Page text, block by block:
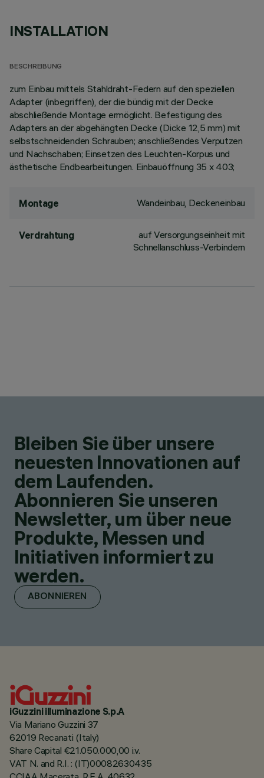
INSTALLATION
BESCHREIBUNG
zum Einbau mittels Stahldraht-Federn auf den speziellen
Adapter (inbegriffen), der die bündig mit der Decke
abschließende Montage ermöglicht. Befestigung des
Adapters an der abgehängten Decke (Dicke 12,5 mm) mit
selbstschneidenden Schrauben; anschließendes Verputzen
und Nachschaben; Einsetzen des Leuchten-Korpus und
ästhetische Endbearbeitungen. Einbauöffnung 35 x 403;
Montage Wandeinbau, Deckeneinbau
Verdrahtung
auf Versorgungseinheit mit
Schnellanschluss-Verbindern
Bleiben Sie über unsere
neuesten Innovationen auf
dem Laufenden.
Abonnieren Sie unseren
Newsletter, um über neue
Produkte, Messen und
Initiativen informiert zu
werden.
ABONNIEREN
iGuzzini illuminazione S.p.A
Via Mariano Guzzini 37
62019 Recanati (Italy)
Share Capital €21.050.000,00 i.v.
VAT N. and R.I. : (IT)00082630435